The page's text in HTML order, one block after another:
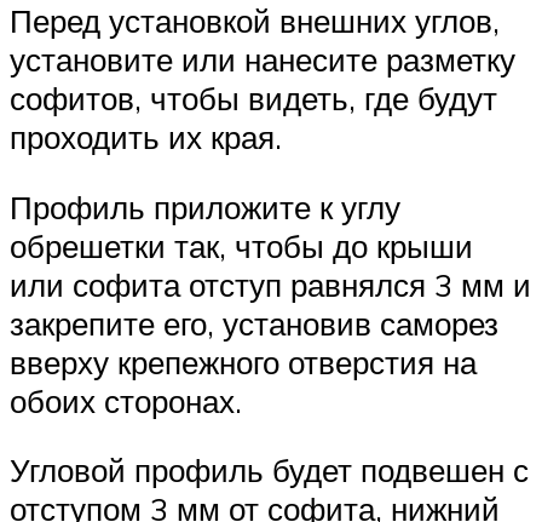
Перед установкой внешних углов,
установите или нанесите разметку
софитов, чтобы видеть, где будут
проходить их края.
Профиль приложите к углу
обрешетки так, чтобы до крыши
или софита отступ равнялся 3 мм и
закрепите его, установив саморез
вверху крепежного отверстия на
обоих сторонах.
Угловой профиль будет подвешен с
отступом 3 мм от софита, нижний